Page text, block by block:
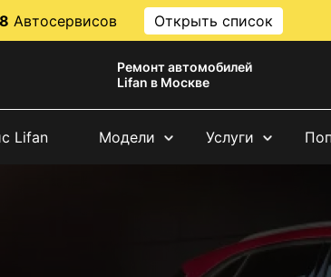
Автосервисов Открыть список
Ремонт автомобилей
Lifan в Москве
Lifan Модели Услуги